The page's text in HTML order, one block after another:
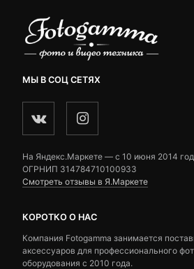
МЫ В СОЦ СЕТЯХ
На Яндекс.Маркете — c 10 июня 2014
ОГРНИП 314784710100933
Смотреть отзывы в Я.Маркете
КОРОТКО О НАС
Компания Fotogamma занимается
аксессуаров для профессионального
оборудования с 2010 года.